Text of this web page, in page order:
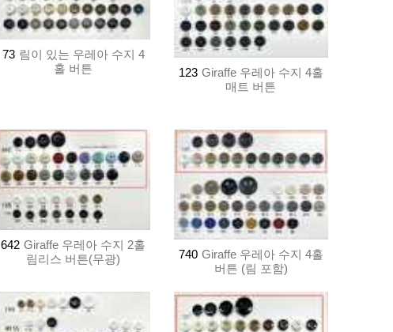
73 림이 있는 우레아 수지 4
홀 버튼
123 Giraffe 우레아 수지 4홀
매트 버튼
642 Giraffe 우레아 수지 2홀
림리스 버튼(무광)
740 Giraffe 우레아 수지 4홀
버튼 (림 포함)